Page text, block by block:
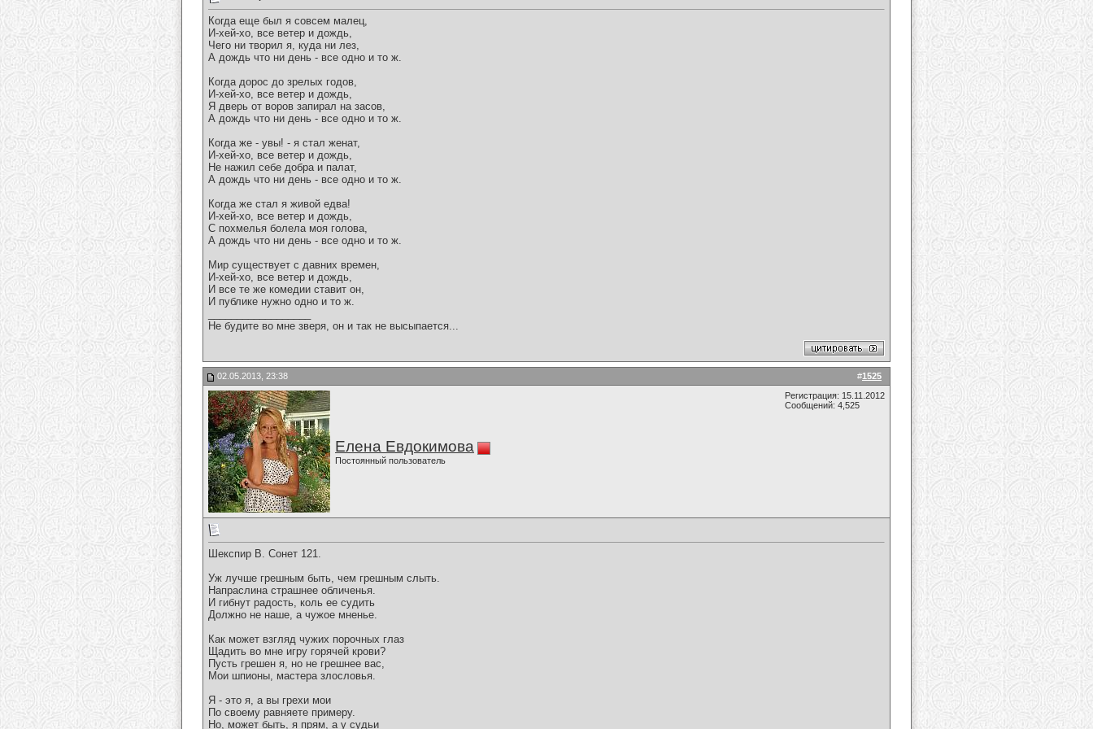
Когда еще был я совсем малец,
И-хей-хо, все ветер и дождь,
Чего ни творил я, куда ни лез,
А дождь что ни день - все одно и то ж.
Когда дорос до зрелых годов,
И-хей-хо, все ветер и дождь,
Я дверь от воров запирал на засов,
А дождь что ни день - все одно и то ж.
Когда же - увы! - я стал женат,
И-хей-хо, все ветер и дождь,
Не нажил себе добра и палат,
А дождь что ни день - все одно и то ж.
Когда же стал я живой едва!
И-хей-хо, все ветер и дождь,
С похмелья болела моя голова,
А дождь что ни день - все одно и то ж.
Мир существует с давних времен,
И-хей-хо, все ветер и дождь,
И все те же комедии ставит он,
И публике нужно одно и то ж.
Не будите во мне зверя, он и так не высыпается...
#1525
02.05.2013, 23:38
Елена Евдокимова
Постоянный пользователь
Регистрация: 15.11.2012
Сообщений: 4,525
Шекспир В. Сонет 121.
Уж лучше грешным быть, чем грешным слыть.
Напраслина страшнее обличенья.
И гибнут радость, коль ее судить
Должно не наше, а чужое мненье.
Как может взгляд чужих порочных глаз
Щадить во мне игру горячей крови?
Пусть грешен я, но не грешнее вас,
Мои шпионы, мастера злословья.
Я - это я, а вы грехи мои
По своему равняете примеру.
Но, может быть, я прям, а у судьи